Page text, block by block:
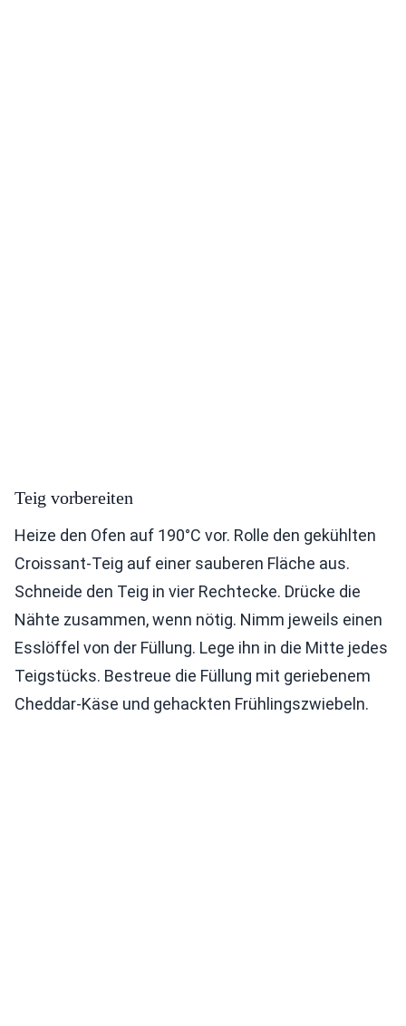
Teig vorbereiten
Heize den Ofen auf 190°C vor. Rolle den gekühlten
Croissant-Teig auf einer sauberen Fläche aus.
Schneide den Teig in vier Rechtecke. Drücke die
Nähte zusammen, wenn nötig. Nimm jeweils einen
Esslöffel von der Füllung. Lege ihn in die Mitte jedes
Teigstücks. Bestreue die Füllung mit geriebenem
Cheddar-Käse und gehackten Frühlingszwiebeln.